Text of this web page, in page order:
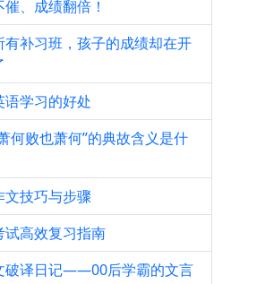
、成绩翻倍！
有补习班，孩子的成绩却在开
语学习的好处
何败也萧何”的典故含义是什
文技巧与步骤
试高效复习指南
破译日记——00后学霸的文言